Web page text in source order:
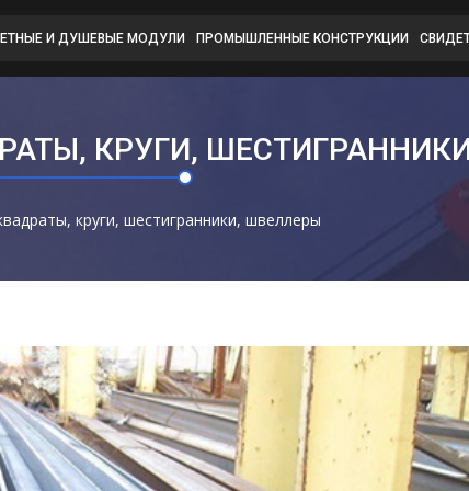
И ДУШЕВЫЕ МОДУЛИ ПРОМЫШЛЕННЫЕ КОНСТРУКЦИИ
КРУГИ,
круги, шестигранники, швеллеры